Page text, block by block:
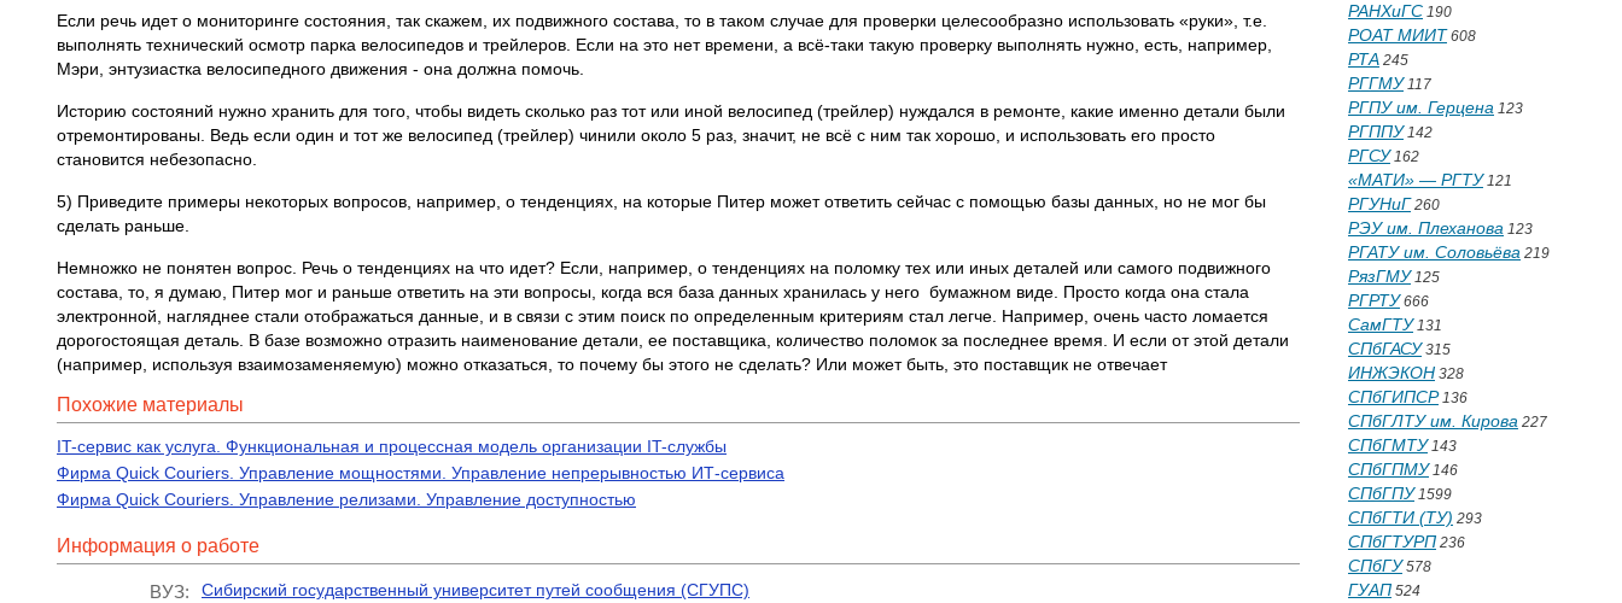
Если речь идет о мониторинге состояния, так скажем, их подвижного состава, то в таком случае для проверки целесообразно использовать «руки», т.е.
выполнять технический осмотр парка велосипедов и трейлеров. Если на это нет времени, а всё-таки такую проверку выполнять нужно, есть, например,
Мэри, энтузиастка велосипедного движения - она должна помочь.
Историю состояний нужно хранить для того, чтобы видеть сколько раз тот или иной велосипед (трейлер) нуждался в ремонте, какие именно детали были
отремонтированы. Ведь если один и тот же велосипед (трейлер) чинили около 5 раз, значит, не всё с ним так хорошо, и использовать его просто
становится небезопасно.
5) Приведите примеры некоторых вопросов, например, о тенденциях, на которые Питер может ответить сейчас с помощью базы данных, но не мог бы
сделать раньше.
Немножко не понятен вопрос. Речь о тенденциях на что идет? Если, например, о тенденциях на поломку тех или иных деталей или самого подвижного
состава, то, я думаю, Питер мог и раньше ответить на эти вопросы, когда вся база данных хранилась у него бумажном виде. Просто когда она стала
электронной, нагляднее стали отображаться данные, и в связи с этим поиск по определенным критериям стал легче. Например, очень часто ломается
дорогостоящая деталь. В базе возможно отразить наименование детали, ее поставщика, количество поломок за последнее время. И если от этой детали
(например, используя взаимозаменяемую) можно отказаться, то почему бы этого не сделать? Или может быть, это поставщик не отвечает
Похожие материалы
IT-сервис как услуга. Функциональная и процессная модель организации IT-службы
Фирма Quick Couriers. Управление мощностями. Управление непрерывностью ИТ-сервиса
Фирма Quick Couriers. Управление релизами. Управление доступностью
Информация о работе
ВУЗ: Сибирский государственный университет путей сообщения (СГУПС)
РАНХиГС 190
РОАТ МИИТ 608
РТА 245
РГГМУ117
РГПУ им. Герцена 123
РГППУ142
РГСУ162
«МАТИ» — РГТУ121
РГУНиГ 260
РЭУ им. Плеханова 123
РГАТУ им. Соловьёва 219
РязГМУ125
РГРТУ666
СамГТУ131
СПбГАСУ315
ИНЖЭКОН 328
СПбГИПСР136
СПбГЛТУ им. Кирова 227
СПбГМТУ143
СПбГПМУ146
СПбГПУ1599
СПбГТИ (ТУ) 293
СПбГТУРП 236
СПбГУ578
ГУАП 524